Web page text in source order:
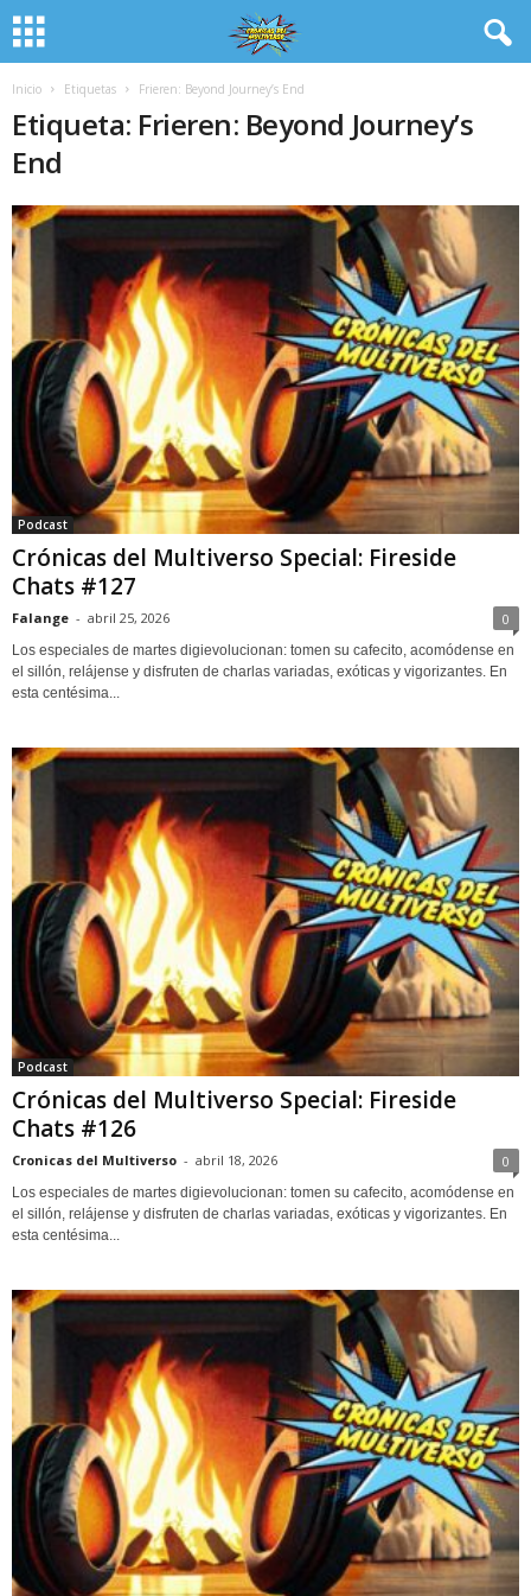
Inicio Etiquetas Frieren: Beyond Journey’s End
Etiqueta: Frieren: Beyond Journey’s
End
Podcast
Crónicas del Multiverso Special: Fireside
Chats #127
Falange - abril 25, 2026 0
Los especiales de martes digievolucionan: tomen su cafecito, acomódense en
el sillón, relájense y disfruten de charlas variadas, exóticas y vigorizantes. En
esta centésima...
Podcast
Crónicas del Multiverso Special: Fireside
Chats #126
Cronicas del Multiverso - abril 18, 2026 0
Los especiales de martes digievolucionan: tomen su cafecito, acomódense en
el sillón, relájense y disfruten de charlas variadas, exóticas y vigorizantes. En
esta centésima...